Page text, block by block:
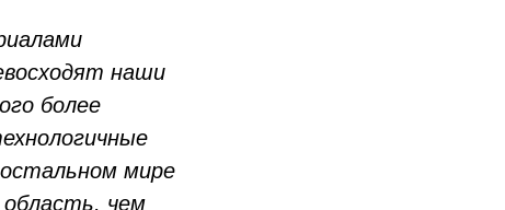
наши
более
мире
область, чем